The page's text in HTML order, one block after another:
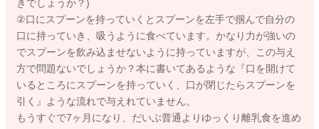
きでしょうか？)
②口にスプーンを持っていくとスプーンを左手で掴んで自分の
口に持っていき、吸うように食べています。かなり力が強いの
でスプーンを飲み込ませないように持っていますが、この与え
方で問題ないでしょうか？本に書いてあるような『口を開けて
いるところにスプーンを持っていく、口が閉じたらスプーンを
引く』ような流れで与えれていません。
もうすぐで7ヶ月になり、だいぶ普通よりゆっくり離乳食を進め